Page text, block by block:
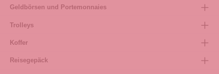
Geldbörsen und Portemonnaies
Trolleys
Koffer
Reisegepäck